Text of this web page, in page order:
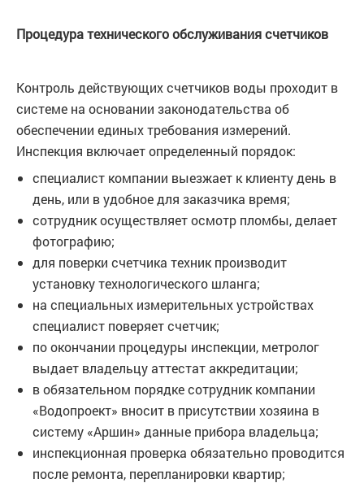
Процедура технического обслуживания счетчиков
Контроль действующих счетчиков воды проходит в
системе на основании законодательства об
обеспечении единых требования измерений.
Инспекция включает определенный порядок:
специалист компании выезжает к клиенту день в
день, или в удобное для заказчика время;
сотрудник осуществляет осмотр пломбы, делает
фотографию;
для поверки счетчика техник производит
установку технологического шланга;
на специальных измерительных устройствах
специалист поверяет счетчик;
по окончании процедуры инспекции, метролог
выдает владельцу аттестат аккредитации;
в обязательном порядке сотрудник компании
«Водопроект» вносит в присутствии хозяина в
систему «Аршин» данные прибора владельца;
инспекционная проверка обязательно проводится
после ремонта, перепланировки квартир;